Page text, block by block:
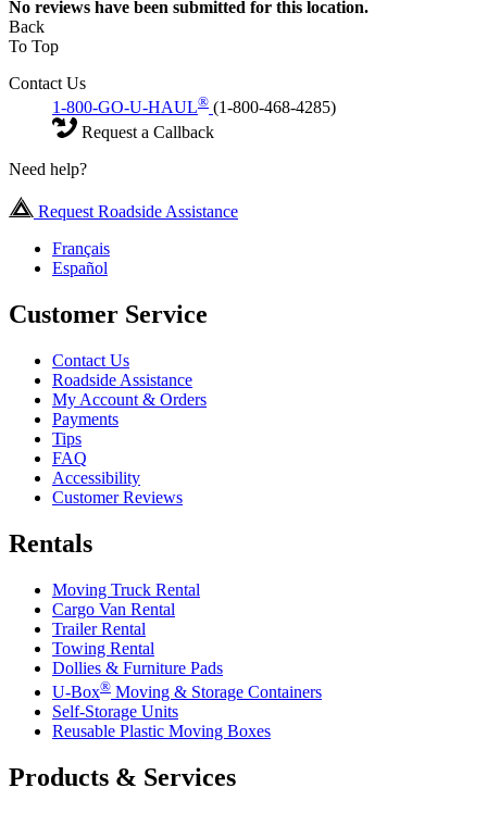
No reviews have been submitted for this location.
Back
To Top
Contact Us
1-800-GO-U-HAUL® (1-800-468-4285)
Request a Callback
Need help?
Request Roadside Assistance
Français
Español
Customer Service
Contact Us
Roadside Assistance
My Account & Orders
Payments
Tips
FAQ
Accessibility
Customer Reviews
Rentals
Moving Truck Rental
Cargo Van Rental
Trailer Rental
Towing Rental
Dollies & Furniture Pads
U-Box® Moving & Storage Containers
Self-Storage Units
Reusable Plastic Moving Boxes
Products & Services